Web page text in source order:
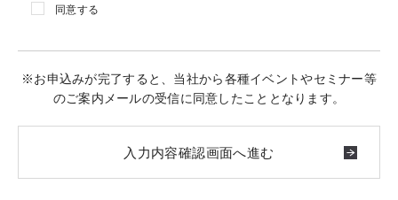
同意する
※お申込みが完了すると、当社から各種イベントやセミナー等
のご案内メールの受信に同意したこととなります。